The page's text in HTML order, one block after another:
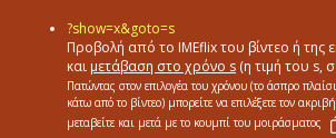
?show=x&goto=s
Προβολή από το ΙΜΕflix του βίντεο ή της
και μετάβαση στο χρόνο s (η τιμή του s,
Πατώντας στον επιλογέα του χρόνου (το άσπρο
κάτω από το βίντεο) μπορείτε να επιλέξετε τον
μεταβείτε και μετά με το κουμπί του μοιράσματος